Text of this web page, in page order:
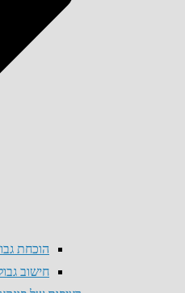
הוכחת
חישוב